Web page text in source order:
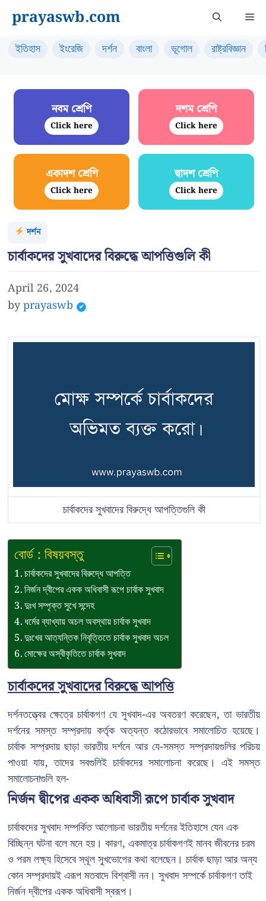
content
prayaswb.com
ইতিহাস ইংরেজি দর্শন বাংলা ভূগোল রাষ্ট্রবিজ্ঞান
নবম শ্রেণি
Click here
দশম শ্রেণি
Click here
একাদশ শ্রেণি
Click here
দ্বাদশ শ্রেণি
Click here
দর্শন
চার্বাকদের সুখবাদের বিরুদ্ধে আপত্তিগুলি কী
April 26, 2024
byprayaswb
চার্বাকদের সুখবাদের বিরুদ্ধে আপত্তিগুলি কী
বোর্ড : বিষয়বস্তু
চার্বাকদের সুখবাদের বিরুদ্ধে আপত্তি
নির্জন দ্বীপের একক অধিবাসী রূপে চার্বাক সুখবাদ
দুঃখ সম্পৃক্ত সুখে সন্দেহ
ধর্মের ব্যাখ্যায় অচল অবস্থায় চার্বাক সুখবাদ
দুঃখের আত্যন্তিক নিবৃত্তিতে চার্বাক সুখবাদ অচল
মোক্ষের অস্বীকৃতিতে চার্বাক সুখবাদ
চার্বাকদের সুখবাদের বিরুদ্ধে আপত্তি
দর্শনতত্ত্বের ক্ষেত্রে চার্বাকগণ যে সুখবাদ-এর অবতরণ করেছেন, তা ভারতীয়
দর্শনের সমস্ত সম্প্রদায় কর্তৃক অত্যন্ত কঠোরভাবে সমালোচিত হয়েছে।
চার্বাক সম্প্রদায় ছাড়া ভারতীয় দর্শনে আর যে-সমস্ত সম্প্রদায়গুলির পরিচয়
পাওয়া যায়, তাদের সবগুলিই চার্বাকদের সমালোচনা করেছে। এই সমস্ত
সমালোচনাগুলি হল-
নির্জন দ্বীপের একক অধিবাসী রূপে চার্বাক সুখবাদ
চার্বাকদের সুখবাদ সম্পর্কিত আলোচনা ভারতীয় দর্শনের ইতিহাসে যেন এক
বিচ্ছিন্ন ঘটনা বলে মনে হয়। কারণ, একমাত্র চার্বাকগণই মানব জীবনের চরম
ও পরম লক্ষ্য হিসেবে স্থূল সুখভোগের কথা বলেছেন। চার্বাক ছাড়া আর অন্য
কোন সম্প্রদায়ই এরূপ মতবাদে বিশ্বাসী নন। সুখবাদ সম্পর্কে চার্বাকগণ তাই
নির্জন দ্বীপের একক অধিবাসী স্বরূপ।